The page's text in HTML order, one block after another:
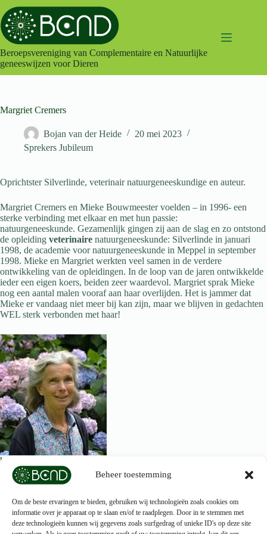
Beheer toestemming
Om de beste ervaringen te bieden, gebruiken wij technologieën zoals cookies om
informatie over je apparaat op te slaan en/of te raadplegen. Door in te stemmen met
deze technologieën kunnen wij gegevens zoals surfgedrag of unieke ID's op deze site
naar
de
inhoud
Beroepsvereniging van Complementaire en Natuurlijke
geneeswijzen voor Dieren
Margriet Cremers
Bojan van der Heide
20 mei 2023
Sprekers Jubileum
Oprichtster Silverlinde, veterinair natuurgeneeskundige en auteur.
Margriet Cremers en Mieke Bouwmeester voelden – in 1996- een
sterke verbinding met elkaar en met hun passie:
natuurgeneeskunde. Gezamenlijk gingen zij aan de slag en zo ontstond
de opleiding veterinaire natuurgeneeskunde: Silverlinde in januari
1998, de academie voor natuurgeneeskunde in Meppel in september
1998. Mieke en Margriet werkten veel samen in de verdere
ontwikkeling van de opleidingen. In de loop van de jaren ontwikkelde
ieder een eigen koers, beiden zeer waardevol. Margriet sprak Mieke
nog een aantal malen vooraf aan haar overlijden. Het is jammer dat
Mieke er vandaag niet meer bij kan zijn, maar we blijven in gedachten
WEL sterk verbonden met haar!
https://silverlinde.com/veterinaire-praktijk/de-medewerkers/